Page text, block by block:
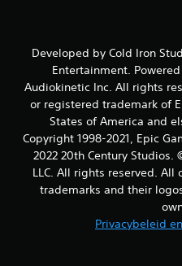
Developed by Cold Iron
Entertainment.
Audiokinetic Inc. All rights
or registered trademark of
States of America and
Copyright 1998-2021, Epic
2022 20th Century Studios.
LLC. All rights reserved.
trademarks and their
Privacybeleid